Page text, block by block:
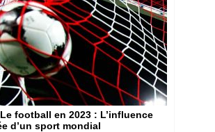
football en 2023 : L’influence
d’un sport mondial